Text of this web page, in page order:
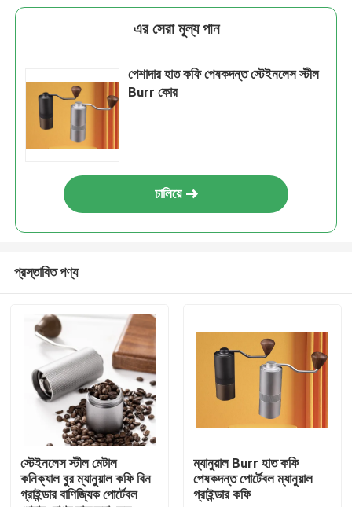
এর সেরা মূল্য পান
পেশাদার হাত কফি পেষকদন্ত স্টেইনলেস স্টীল
Burr কোর
চালিয়ে
প্রস্তাবিত পণ্য
স্টেইনলেস স্টীল মেটাল
কনিক্যাল বুর ম্যানুয়াল কফি বিন
গ্রাইন্ডার বাণিজ্যিক পোর্টেবল
ম্যানুয়াল Burr হাত কফি
পেষকদন্ত পোর্টেবল ম্যানুয়াল
গ্রাইন্ডার কফি